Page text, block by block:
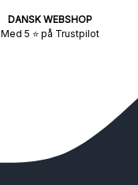
DANSK WEBSHOP
Med 5 ⭐ på Trustpilot